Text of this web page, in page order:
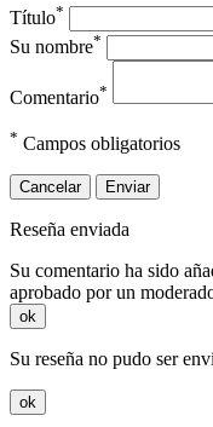
Título*
Su nombre*
Comentario*
* Campos obligatorios
Cancelar Enviar
Reseña enviada
Su comentario ha sido
aprobado por un
ok
Su reseña no pudo ser
ok